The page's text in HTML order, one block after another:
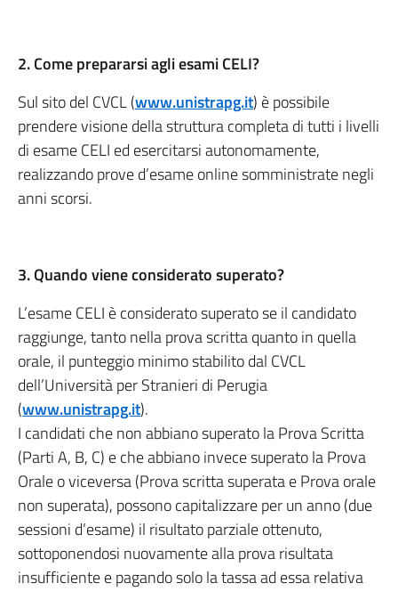
2. Come prepararsi agli esami CELI?
Sul sito del CVCL (www.unistrapg.it) è possibile
prendere visione della struttura completa di tutti i livelli
di esame CELI ed esercitarsi autonomamente,
realizzando prove d’esame online somministrate negli
anni scorsi.
3. Quando viene considerato superato?
L’esame CELI è considerato superato se il candidato
raggiunge, tanto nella prova scritta quanto in quella
orale, il punteggio minimo stabilito dal CVCL
dell’Università per Stranieri di Perugia
(www.unistrapg.it).
I candidati che non abbiano superato la Prova Scritta
(Parti A, B, C) e che abbiano invece superato la Prova
Orale o viceversa (Prova scritta superata e Prova orale
non superata), possono capitalizzare per un anno (due
sessioni d’esame) il risultato parziale ottenuto,
sottoponendosi nuovamente alla prova risultata
insufficiente e pagando solo la tassa ad essa relativa